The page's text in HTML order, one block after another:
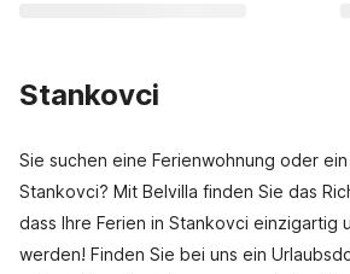
Stankovci
Sie suchen eine Ferienwohnung oder ein
Stankovci? Mit Belvilla finden Sie das
dass Ihre Ferien in Stankovci einzigartig
werden! Finden Sie bei uns ein